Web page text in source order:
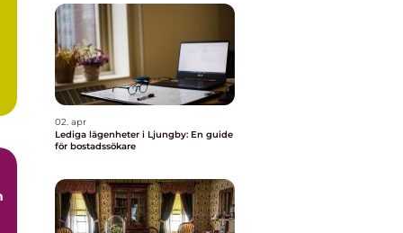
02. apr
Lediga lägenheter i Ljungby: En guide
för bostadssökare